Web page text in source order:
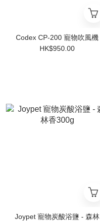
Codex CP-200 寵物吹風機
HK$950.00
Joypet 寵物炭酸浴鹽 - 森林